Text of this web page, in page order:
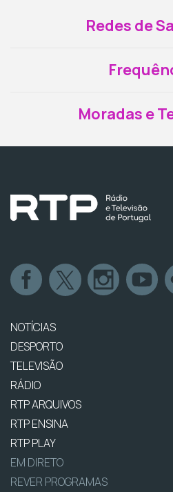
Redes de
Moradas e
NOTÍCIAS
DESPORTO
TELEVISÃO
RÁDIO
RTP ARQUIVOS
RTP ENSINA
RTP PLAY
EM DIRETO
REVER PROGRAMAS